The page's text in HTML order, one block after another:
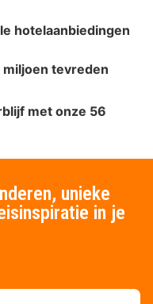
hotelaanbiedingen
miljoen tevreden
met onze 56
unieke
in je